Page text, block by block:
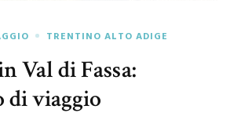
TRENTINO ALTO ADIGE
Val di Fassa:
viaggio